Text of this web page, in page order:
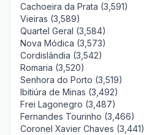
Cachoeira da Prata (3,591)
Vieiras (3,589)
Quartel Geral (3,584)
Nova Módica (3,573)
Cordislândia (3,542)
Romaria (3,520)
Senhora do Porto (3,519)
Ibitiúra de Minas (3,492)
Frei Lagonegro (3,487)
Fernandes Tourinho (3,466)
Coronel Xavier Chaves (3,441)